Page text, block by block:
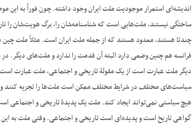
اندیشه‌ای استمرار موجودیت ملت ایران وجود داشته. چون فوراً به
ساختگی نیستند، ملت‌هایی است که شناسنامه‌شان را، برگ هویت‌شان را
چندتا هستند، معدود هستند که از جمله ملت ایران است. مثلاً ملت
فرانسه هم چنین وضعی دارد البته آن قدمت را ندارد و ملت‌های دیگر.
دیگر ملت عبارت است از یک مقولۀ تاریخی و اجتماعی، ملت عبارت
سیاست‌های مختلف در شرایط مختلف ممکن است ملت‌ها را تجزیه کنند و
هیچ سیاستی نمی‌تواند ایجاد کند. ملت یک پدیدۀ تاریخی و اجتماعی
گواهی تاریخ است و پدیده‌ای است تاریخی و اجتماعی. وقتی ملت به